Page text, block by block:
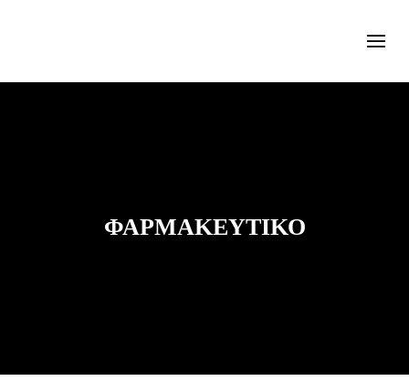
ΦΑΡΜΑΚΕΥΤΙΚΌ